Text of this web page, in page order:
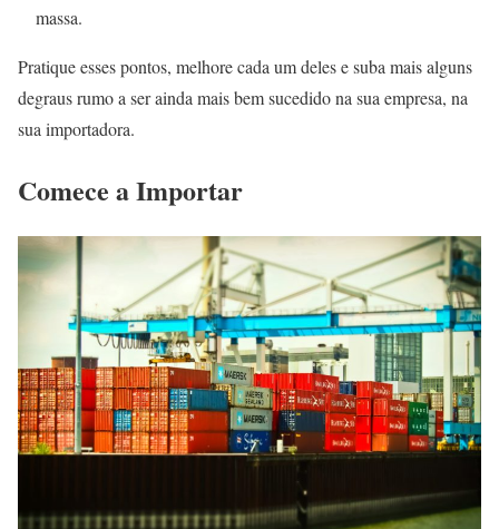
massa.
Pratique esses pontos, melhore cada um deles e suba mais alguns
degraus rumo a ser ainda mais bem sucedido na sua empresa, na
sua importadora.
Comece a Importar